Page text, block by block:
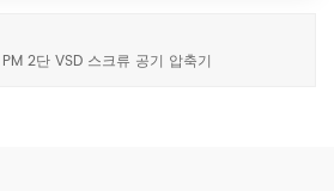
2단 VSD 스크류 공기 압축기